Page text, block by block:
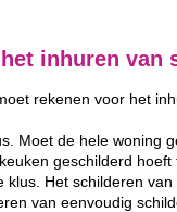
inhuren van
rekenen voor het
Moet de hele woning
geschilderd hoeft
klus. Het schilderen
van eenvoudig